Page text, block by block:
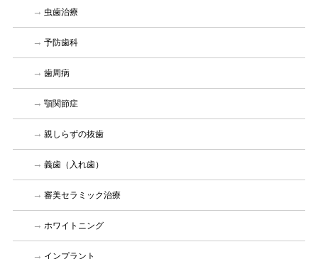
虫歯治療
予防歯科
歯周病
顎関節症
親しらずの抜歯
義歯（入れ歯）
審美セラミック治療
ホワイトニング
インプラント